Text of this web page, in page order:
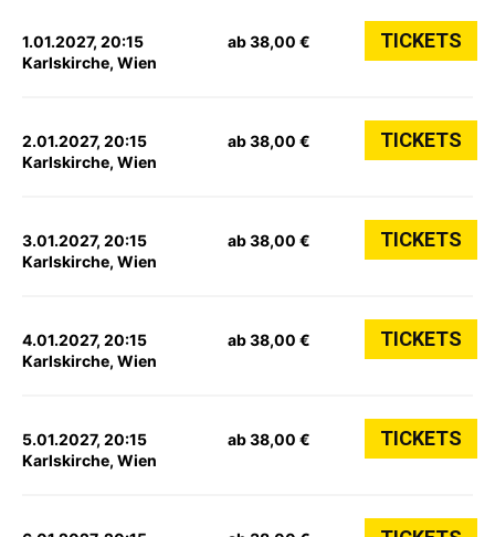
1.01.2027, 20:15
Karlskirche, Wien
ab 38,00 € TICKETS
2.01.2027, 20:15
Karlskirche, Wien
ab 38,00 € TICKETS
3.01.2027, 20:15
Karlskirche, Wien
ab 38,00 € TICKETS
4.01.2027, 20:15
Karlskirche, Wien
ab 38,00 € TICKETS
5.01.2027, 20:15
Karlskirche, Wien
ab 38,00 € TICKETS